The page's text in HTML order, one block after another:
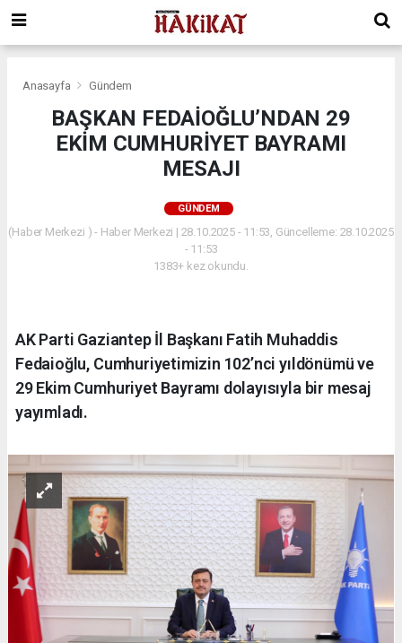
Anasayfa Gündem
BAŞKAN FEDAİOĞLU’NDAN 29
EKİM CUMHURİYET BAYRAMI
MESAJI
GÜNDEM
(Haber Merkezi ) - Haber Merkezi | 28.10.2025 - 11:53, Güncelleme: 28.10.2025
- 11:53
1383+ kez okundu.
AK Parti Gaziantep İl Başkanı Fatih Muhaddis
Fedaioğlu, Cumhuriyetimizin 102’nci yıldönümü ve
29 Ekim Cumhuriyet Bayramı dolayısıyla bir mesaj
yayımladı.